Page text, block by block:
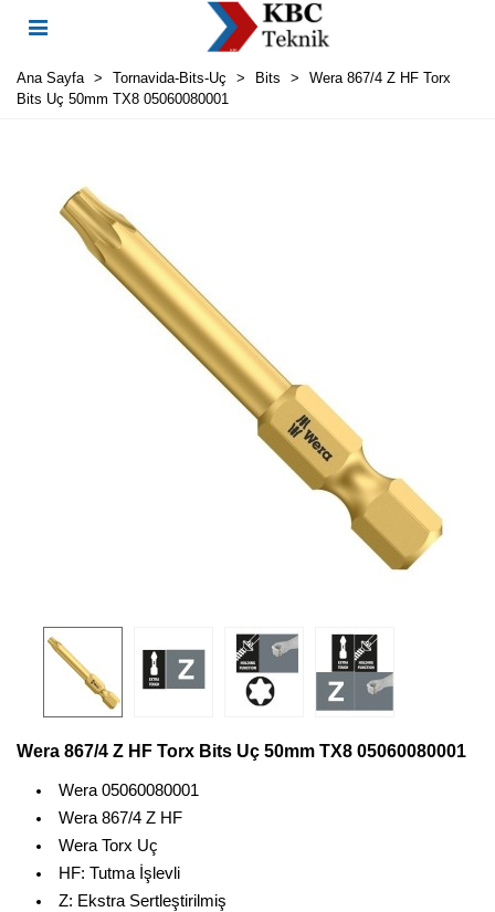
Ana Sayfa > Tornavida-Bits-Uç > Bits >
Wera 867/4 Z HF Torx
Bits Uç 50mm TX8 05060080001
Wera 867/4 Z HF Torx Bits Uç 50mm TX8 05060080001
Wera 05060080001
Wera 867/4 Z HF
Wera Torx Uç
HF: Tutma İşlevli
Z: Ekstra Sertleştirilmiş